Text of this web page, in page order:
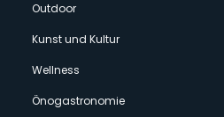
Outdoor
Kunst und Kultur
Wellness
Önogastronomie